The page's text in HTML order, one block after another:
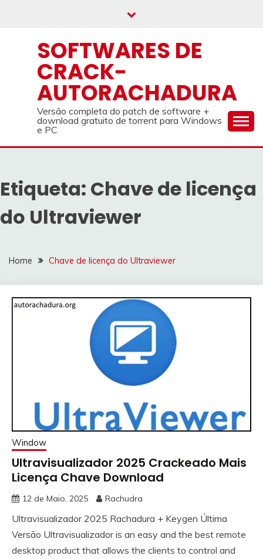
SOFTWARES DE
CRACK-
AUTORACHADURA
Versão completa do patch de software +
download gratuito de torrent para Windows
e PC
Etiqueta: Chave de licença
do Ultraviewer
Home Chave de licença do Ultraviewer
Window
Ultravisualizador 2025 Crackeado Mais
Licença Chave Download
12 de Maio, 2025 Rachudra
Ultravisualizador 2025 Rachadura + Keygen Última
Versão Ultravisualizador is an easy and the best remote
desktop product that allows the clients to control and